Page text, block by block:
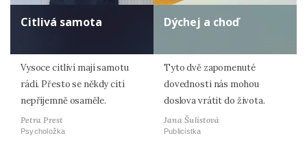
Citlivá samota
Vysoce citliví mají samotu
rádi. Přesto se někdy cítí
nepříjemně osaměle.
Petra Prest
Psycholožka
Dýchej a choď
Tyto dvě zapomenuté
dovednosti nás mohou
doslova vrátit do života.
Jana Šulistová
Publicistka